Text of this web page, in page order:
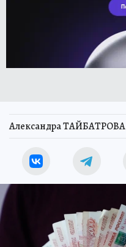
Александра ТАЙБАТРОВА